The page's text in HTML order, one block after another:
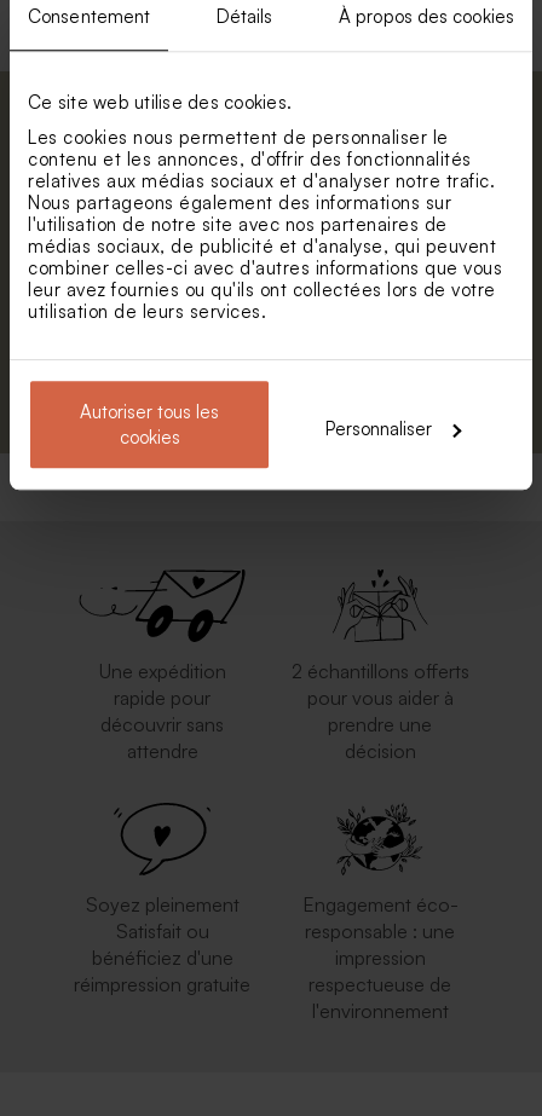
Consentement Détails À propos des cookies
Ce site web utilise des cookies.
Les cookies nous permettent de personnaliser le
contenu et les annonces, d'offrir des fonctionnalités
relatives aux médias sociaux et d'analyser notre trafic.
Nous partageons également des informations sur
l'utilisation de notre site avec nos partenaires de
médias sociaux, de publicité et d'analyse, qui peuvent
combiner celles-ci avec d'autres informations que vous
leur avez fournies ou qu'ils ont collectées lors de votre
utilisation de leurs services.
Autoriser tous les
cookies
Personnaliser
Abonnez-vous à la newsletter et restez
informé. Petite surprise : bénéficiez de 5%
de réduction.
Prénom
E-mail
S'abonner
Une expédition
rapide pour
découvrir sans
attendre
2 échantillons offerts
pour vous aider à
prendre une
décision
Soyez pleinement
Satisfait ou
bénéficiez d'une
réimpression gratuite
Engagement éco-
responsable : une
impression
respectueuse de
l'environnement